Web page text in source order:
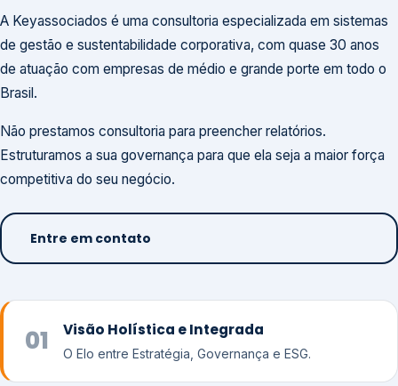
A Keyassociados é uma consultoria especializada em sistemas
de gestão e sustentabilidade corporativa, com quase 30 anos
de atuação com empresas de médio e grande porte em todo o
Brasil.
Não prestamos consultoria para preencher relatórios.
Estruturamos a sua governança para que ela seja a maior força
competitiva do seu negócio.
Entre em contato
01 Visão Holística e Integrada
O Elo entre Estratégia, Governança e ESG.